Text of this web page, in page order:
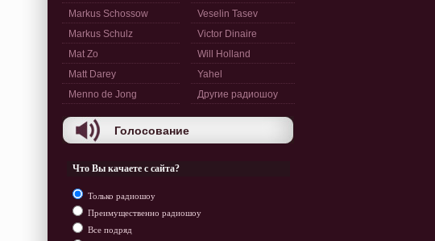
Markus Schossow
Markus Schulz
Mat Zo
Matt Darey
Menno de Jong
Veselin Tasev
Victor Dinaire
Will Holland
Yahel
Другие радиошоу
Голосование
Что Вы качаете с сайта?
Только радиошоу
Преимущественно радиошоу
Все подряд